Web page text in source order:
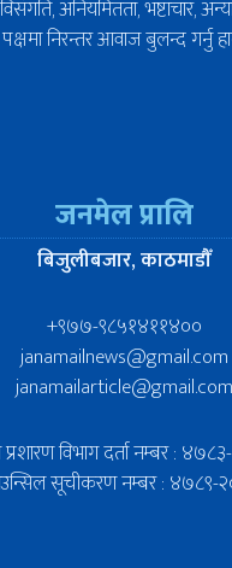
अनियमितता, भष्टाचार,
निरन्तर आवाज बुलन्द गर्नु
जनमेल प्रालि
बिजुलीबजार, काठमाडौँ
+९७७-९८५१४११४००
janamailnews@gmail.com
janamailarticle@gmail.com
विभाग दर्ता नम्बर :
सूचीकरण नम्बर : ४७८९-